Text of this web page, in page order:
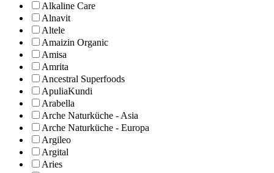
Alkaline Care
Alnavit
Altele
Amaizin Organic
Amisa
Amrita
Ancestral Superfoods
ApuliaKundi
Arabella
Arche Naturküche - Asia
Arche Naturküche - Europa
Argileo
Argital
Aries